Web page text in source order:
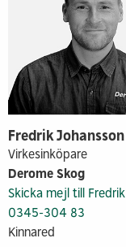
Fredrik Johansson
Virkesinköpare
Derome Skog
Skicka mejl till Fredrik
0345-304 83
Kinnared